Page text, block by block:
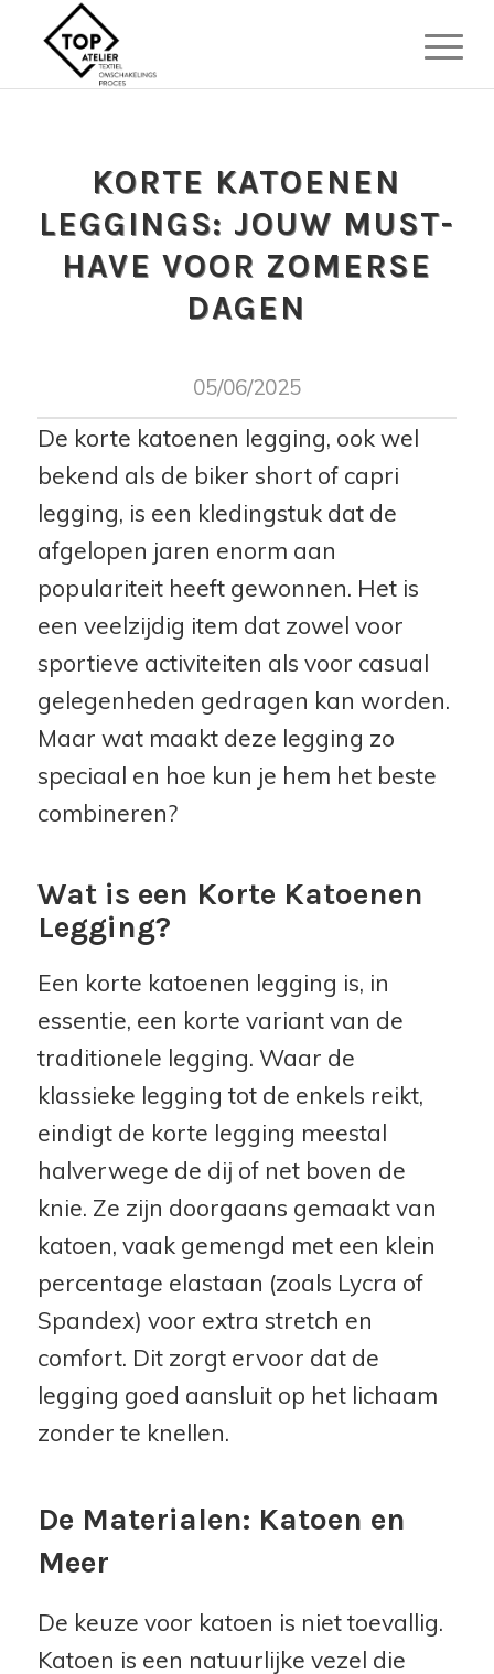
KORTE KATOENEN
LEGGINGS: JOUW MUST-
HAVE VOOR ZOMERSE
DAGEN
05/06/2025
De korte katoenen legging, ook wel
bekend als de biker short of capri
legging, is een kledingstuk dat de
afgelopen jaren enorm aan
populariteit heeft gewonnen. Het is
een veelzijdig item dat zowel voor
sportieve activiteiten als voor casual
gelegenheden gedragen kan worden.
Maar wat maakt deze legging zo
speciaal en hoe kun je hem het beste
combineren?
Wat is een Korte Katoenen
Legging?
Een korte katoenen legging is, in
essentie, een korte variant van de
traditionele legging. Waar de
klassieke legging tot de enkels reikt,
eindigt de korte legging meestal
halverwege de dij of net boven de
knie. Ze zijn doorgaans gemaakt van
katoen, vaak gemengd met een klein
percentage elastaan (zoals Lycra of
Spandex) voor extra stretch en
comfort. Dit zorgt ervoor dat de
legging goed aansluit op het lichaam
zonder te knellen.
De Materialen: Katoen en
Meer
De keuze voor katoen is niet toevallig.
Katoen is een natuurlijke vezel die